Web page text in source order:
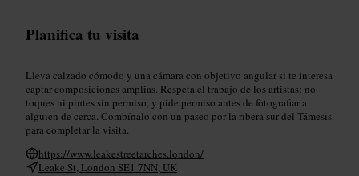
Planifica tu visita
Lleva calzado cómodo y una cámara con objetivo angular si te interesa
captar composiciones amplias. Respeta el trabajo de los artistas: no
toques ni pintes sin permiso, y pide permiso antes de fotografiar a
alguien de cerca. Combínalo con un paseo por la ribera sur del Támesis
para completar la visita.
https://www.leakestreetarches.london/
Leake St, London SE1 7NN, UK